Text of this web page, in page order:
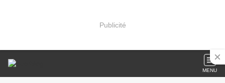
Publicité
MENU